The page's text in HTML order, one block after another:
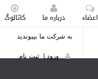
اعضاء درباره ما کاتالوگ
به شرکت ما بپیوندید
ورود |ثبت نام